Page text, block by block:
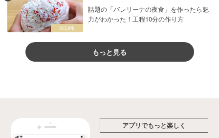
話題の「バレリーナの夜食」を作ったら魅
力がわかった！工程10分の作り方
もっと見る
アプリでもっと楽しく